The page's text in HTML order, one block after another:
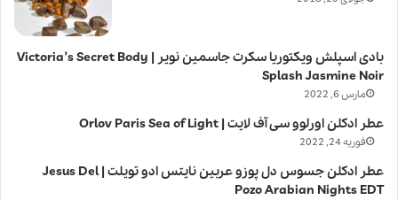
بادی اسپلش ویکتوریا سکرت جاسمین نویر | Victoria’s Secret Body
Splash Jasmine Noir
مارس 6, 2022
عطر ادکلن اورلوو سی آف لایت | Orlov Paris Sea of Light
فوریه 24, 2022
عطر ادکلن جسوس دل پوزو عربین نایتس ادو تویلت | Jesus Del
Pozo Arabian Nights EDT